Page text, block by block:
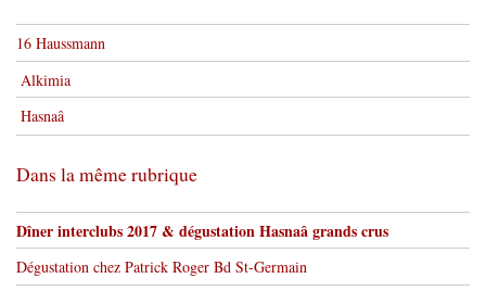
16 Haussmann
Alkimia
Hasnaâ
Dans la même rubrique
Dîner interclubs 2017 & dégustation Hasnaâ grands crus
Dégustation chez Patrick Roger Bd St-Germain